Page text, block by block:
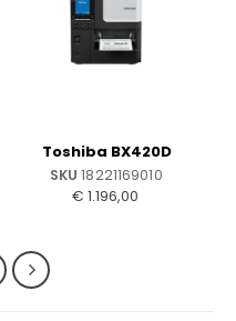
Toshiba BX420D
SKU 18221169010
€ 1.196,00